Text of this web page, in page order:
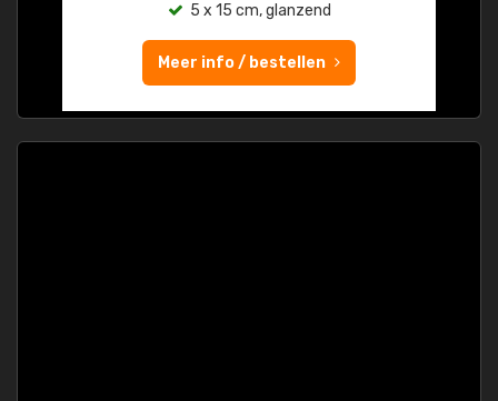
5 x 15 cm, glanzend
Meer info / bestellen